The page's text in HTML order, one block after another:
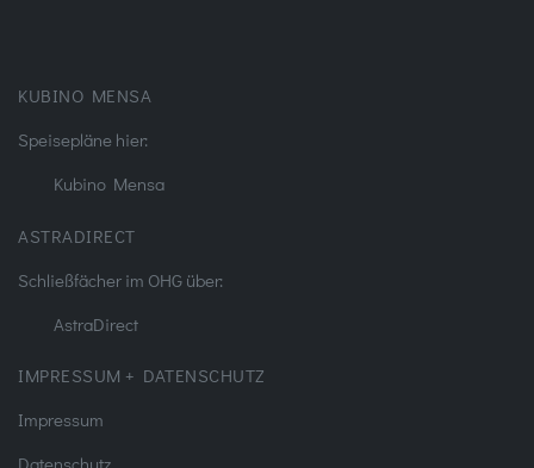
KUBINO MENSA
Speisepläne hier:
Kubino Mensa
ASTRADIRECT
Schließfächer im OHG über:
AstraDirect
IMPRESSUM + DATENSCHUTZ
Impressum